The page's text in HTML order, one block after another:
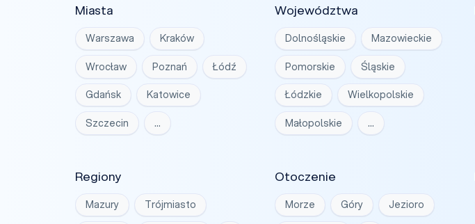
Miasta
Warszawa Kraków
Wrocław Poznań Łódź
Gdańsk Katowice
Szczecin …
Województwa
Dolnośląskie Mazowieckie
Pomorskie Śląskie
Łódzkie Wielkopolskie
Małopolskie …
Regiony
Mazury Trójmiasto
Otoczenie
Morze Góry Jezioro